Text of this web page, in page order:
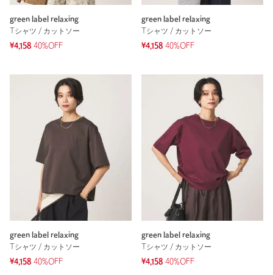
green label relaxing
Tシャツ / カットソー
¥4,158 40%OFF
green label relaxing
Tシャツ / カットソー
¥4,158 40%OFF
green label relaxing
Tシャツ / カットソー
¥4,158 40%OFF
green label relaxing
Tシャツ / カットソー
¥4,158 40%OFF